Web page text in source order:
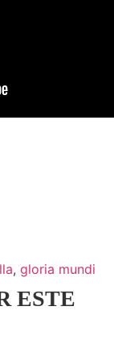
, gloria mundi
ESTE